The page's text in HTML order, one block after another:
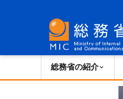
総務省の紹介